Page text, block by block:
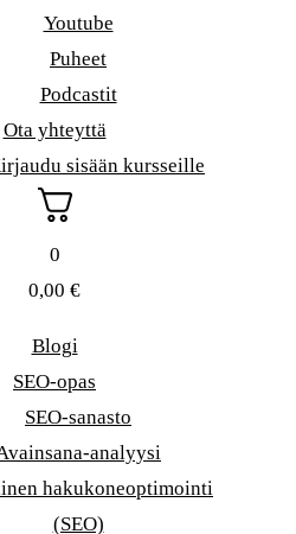
Youtube
Puheet
Podcastit
Ota yhteyttä
sisään kursseille
0
0,00 €
Blogi
SEO-opas
SEO-sanasto
analyysi
hakukoneoptimointi
(SEO)